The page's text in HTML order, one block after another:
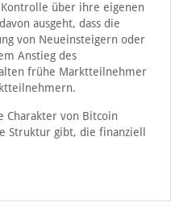
über ihre eigenen
ausgeht, dass die
von Neueinsteigern oder
Anstieg des
frühe Marktteilnehmer
Charakter von Bitcoin
Struktur gibt, die finanziell